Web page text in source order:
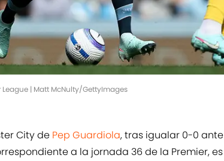
League | Matt McNulty/GettyImages
City de Pep Guardiola, tras igualar 0-0 ante
a la jornada 36 de la Premier, es